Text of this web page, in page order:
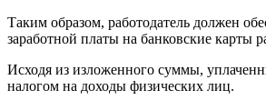
Таким образом, работодатель должен
заработной платы на банковские карты
Исходя из изложенного суммы,
налогом на доходы физических лиц.